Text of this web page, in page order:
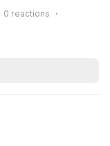
0 reactions